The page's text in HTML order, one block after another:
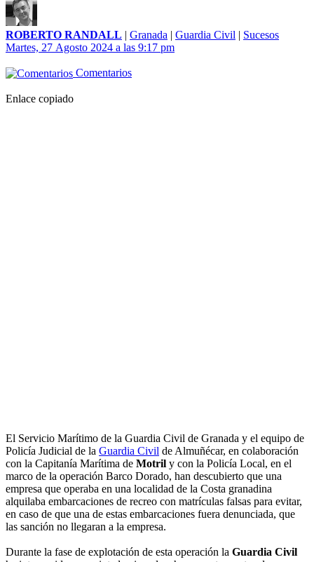
ROBERTO RANDALL | Granada | Guardia Civil | Sucesos
Martes, 27 Agosto 2024 a las 9:17 pm
Comentarios
Enlace copiado
El Servicio Marítimo de la Guardia Civil de Granada y el equipo de
Policía Judicial de la Guardia Civil de Almuñécar, en colaboración
con la Capitanía Marítima de Motril y con la Policía Local, en el
marco de la operación Barco Dorado, han descubierto que una
empresa que operaba en una localidad de la Costa granadina
alquilaba embarcaciones de recreo con matrículas falsas para evitar,
en caso de que una de estas embarcaciones fuera denunciada, que
las sanción no llegaran a la empresa.
Durante la fase de explotación de esta operación la Guardia Civil